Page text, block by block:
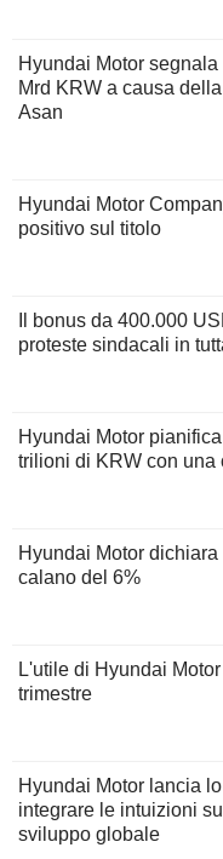
Hyundai Motor
Mrd KRW a causa
Asan
Hyundai Motor
positivo sul titolo
Il bonus da 400.000
proteste sindacali in
Hyundai Motor
trilioni di KRW con una
Hyundai Motor
calano del 6%
L'utile di Hyundai
trimestre
Hyundai Motor lancia
integrare le intuizioni
sviluppo globale